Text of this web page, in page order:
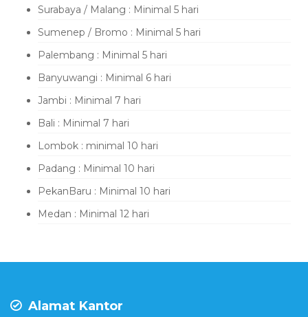
Surabaya / Malang : Minimal 5 hari
Sumenep / Bromo : Minimal 5 hari
Palembang : Minimal 5 hari
Banyuwangi : Minimal 6 hari
Jambi : Minimal 7 hari
Bali : Minimal 7 hari
Lombok : minimal 10 hari
Padang : Minimal 10 hari
PekanBaru : Minimal 10 hari
Medan : Minimal 12 hari
Alamat Kantor